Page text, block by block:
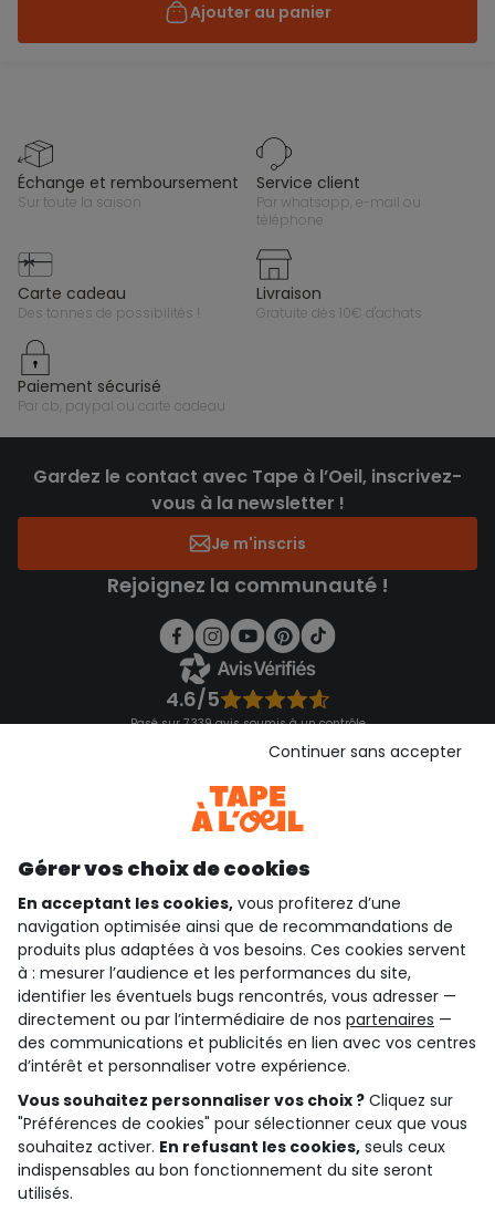
Ajouter au panier
échange et remboursement
sur toute la saison
service client
par whatsapp, e-mail ou
téléphone
carte cadeau
des tonnes de possibilités !
livraison
gratuite dès 10€ d'achats
paiement sécurisé
par cb, paypal ou carte cadeau
Gardez le contact avec Tape à l’Oeil, inscrivez-
vous à la newsletter !
Je m'inscris
Rejoignez la communauté !
4.6/5
Basé sur 7 339 avis soumis à un contrôle
Consulter les CGU
qui sommes-nous ?
besoin d'aide ?
le club fidélité
notre catalogue
Conditions générales de ventes et d'utilisation
Conditions d’utilisation des réseaux sociaux
Politique de confidentialité
Gérer vos choix de cookies
En acceptant les cookies, vous profiterez d’une
navigation optimisée ainsi que de recommandations de
produits plus adaptées à vos besoins. Ces cookies servent
à : mesurer l’audience et les performances du site,
identifier les éventuels bugs rencontrés, vous adresser —
directement ou par l’intermédiaire de nos partenaires —
des communications et publicités en lien avec vos centres
d’intérêt et personnaliser votre expérience.
Vous souhaitez personnaliser vos choix ? Cliquez sur
"Préférences de cookies" pour sélectionner ceux que vous
souhaitez activer. En refusant les cookies, seuls ceux
indispensables au bon fonctionnement du site seront
utilisés.
Continuer sans accepter